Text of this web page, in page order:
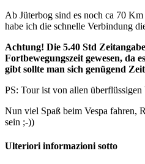
Ab Jüterbog sind es noch ca 70
habe ich die schnelle Verbindung
Achtung! Die 5.40 Std
Fortbewegungszeit gewesen, da
gibt sollte man sich genügend
PS: Tour ist von allen
Nun viel Spaß beim Vespa fahren,
sein ;-))
Ulteriori informazioni sotto